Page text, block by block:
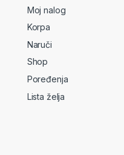
Moj nalog
Korpa
Naruči
Shop
Poređenja
Lista želja